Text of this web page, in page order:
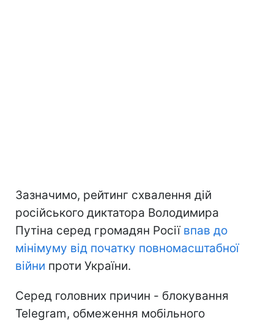
Зазначимо, рейтинг схвалення дій
російського диктатора Володимира
Путіна серед громадян Росії впав до
мінімуму від початку повномасштабної
війни проти України.
Серед головних причин - блокування
Telegram, обмеження мобільного